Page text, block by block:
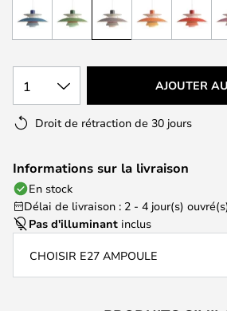
1 AJOUTER
Droit de rétraction de 30 jours
Informations sur la livraison
En stock
Délai de livraison : 2 - 4 jour(s)
Pas d'illuminant inclus
CHOISIR E27 AMPOULE